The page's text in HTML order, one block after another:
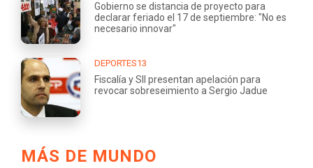
Gobierno se distancia de proyecto para
declarar feriado el 17 de septiembre: "No es
necesario innovar"
DEPORTES13
Fiscalía y SII presentan apelación para
revocar sobreseimiento a Sergio Jadue
MÁS DE MUNDO